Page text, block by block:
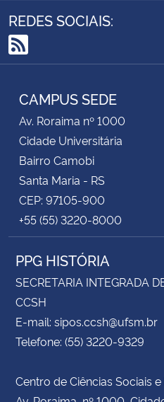
REDES SOCIAIS:
RSS
CAMPUS SEDE
Av. Roraima nº 1000
Cidade Universitária
Bairro Camobi
Santa Maria - RS
CEP: 97105-900
+55 (55) 3220-8000
PPG HISTÓRIA
SECRETARIA INTEGRADA
CCSH
E-mail: sipos.ccsh@ufsm.br
Telefone: (55) 3220-9329
Centro de Ciências Sociais